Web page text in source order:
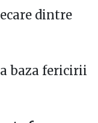
dintre
baza fericirii